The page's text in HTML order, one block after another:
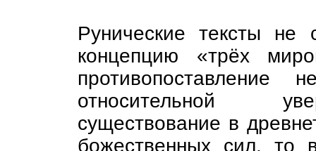
Рунические тексты не
концепцию «трёх
относительной
существование в
божественных сил, то